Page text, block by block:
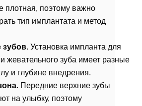
плотная, поэтому важно
тип имплантата и метод
зубов. Установка импланта для
жевательного зуба имеет разные
и глубине внедрения.
. Передние верхние зубы
на улыбку, поэтому